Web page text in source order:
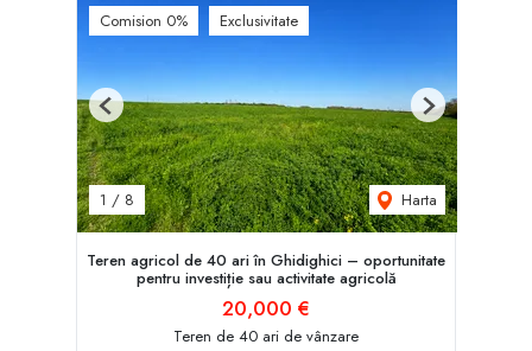
Comision 0% Exclusivitate
1 / 8 Harta
Previous Next
Teren agricol de 40 ari în Ghidighici – oportunitate
pentru investiție sau activitate agricolă
20,000 €
Teren de 40 ari de vânzare